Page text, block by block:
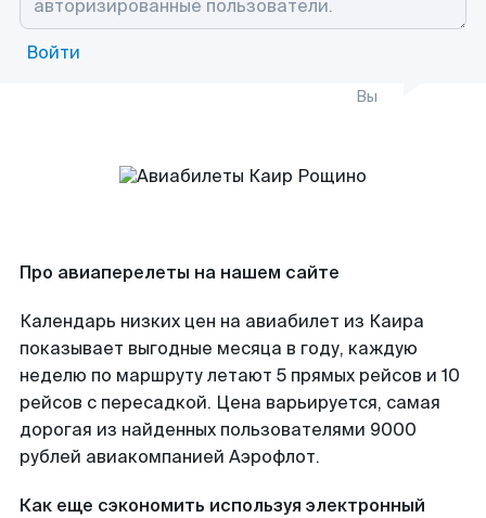
Войти
Вы
Про авиаперелеты на нашем сайте
Календарь низких цен на авиабилет из Каира
показывает выгодные месяца в году, каждую
неделю по маршруту летают 5 прямых рейсов и 10
рейсов с пересадкой. Цена варьируется, самая
дорогая из найденных пользователями 9000
рублей авиакомпанией Аэрофлот.
Как еще сэкономить используя электронный